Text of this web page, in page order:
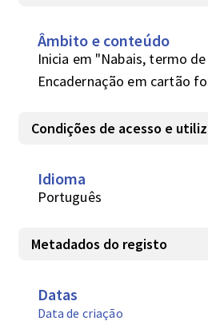
Âmbito e conteúdo
Inicia em "Nabais, termo
Encadernação em cartão
Condições de acesso e
Idioma
Português
Metadados do registo
Datas
Data de criação